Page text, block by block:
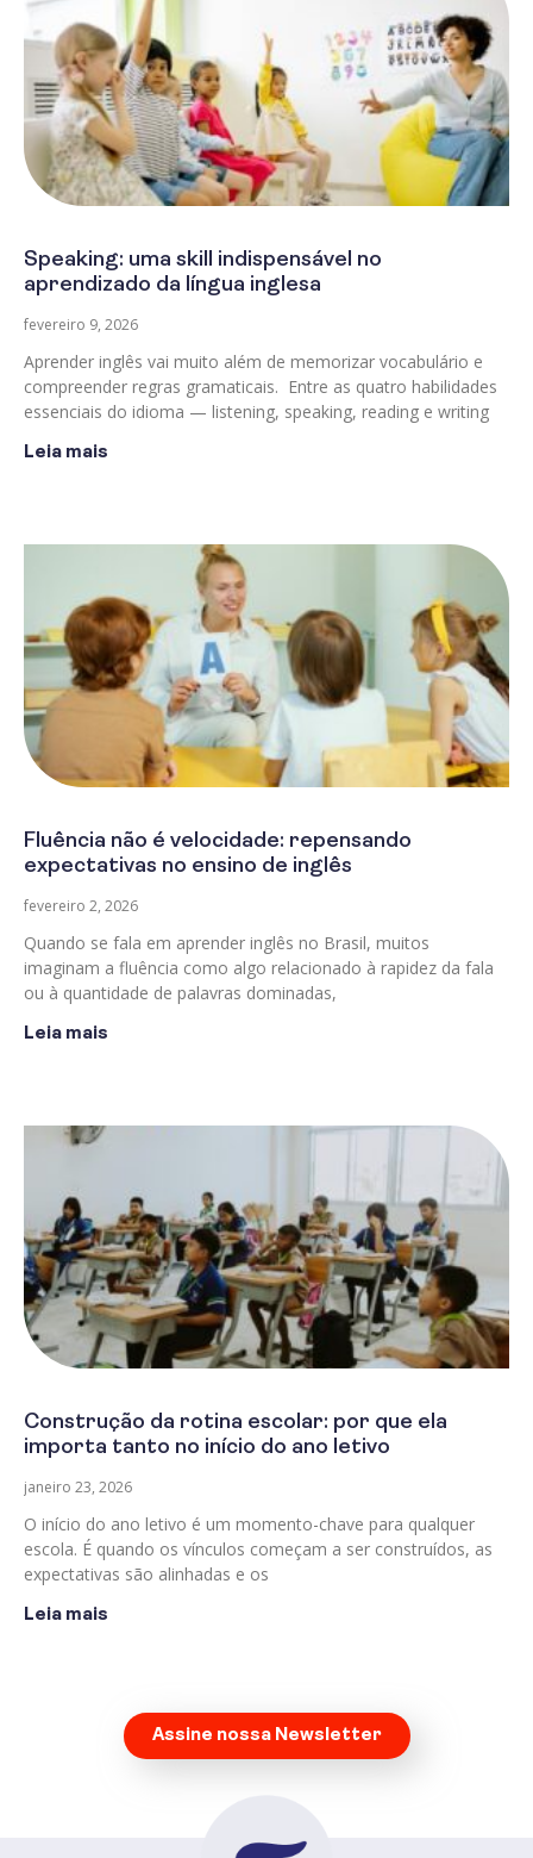
Speaking: uma skill indispensável no
aprendizado da língua inglesa
fevereiro 9, 2026
Aprender inglês vai muito além de memorizar vocabulário e
compreender regras gramaticais. Entre as quatro habilidades
essenciais do idioma — listening, speaking, reading e writing
Leia mais
Fluência não é velocidade: repensando
expectativas no ensino de inglês
fevereiro 2, 2026
Quando se fala em aprender inglês no Brasil, muitos
imaginam a fluência como algo relacionado à rapidez da fala
ou à quantidade de palavras dominadas,
Leia mais
Construção da rotina escolar: por que ela
importa tanto no início do ano letivo
janeiro 23, 2026
O início do ano letivo é um momento-chave para qualquer
escola. É quando os vínculos começam a ser construídos, as
expectativas são alinhadas e os
Leia mais
Assine nossa Newsletter